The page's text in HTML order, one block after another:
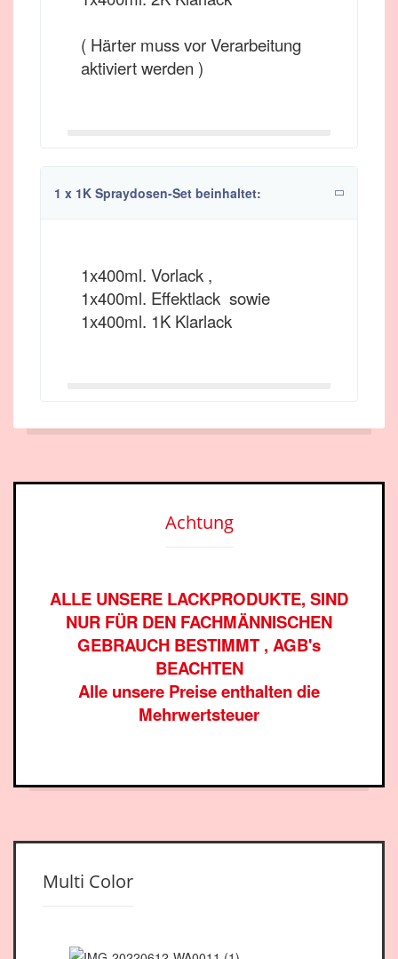
( Härter muss vor Verarbeitung
aktiviert werden )
1 x 1K Spraydosen-Set beinhaltet:
1x400ml. Vorlack ,
1x400ml. Effektlack sowie
1x400ml. 1K Klarlack
Achtung
ALLE UNSERE LACKPRODUKTE, SIND
NUR FÜR DEN FACHMÄNNISCHEN
GEBRAUCH BESTIMMT , AGB's
BEACHTEN
Alle unsere Preise enthalten die
Mehrwertsteuer
Multi Color